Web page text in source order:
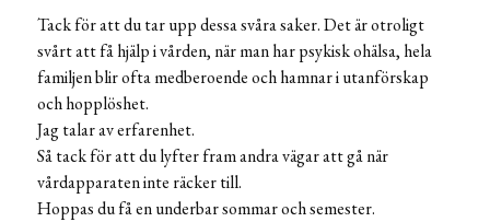
Tack för att du tar upp dessa svåra saker. Det är otroligt
svårt att få hjälp i vården, när man har psykisk ohälsa, hela
familjen blir ofta medberoende och hamnar i utanförskap
och hopplöshet.
Jag talar av erfarenhet.
Så tack för att du lyfter fram andra vägar att gå när
vårdapparaten inte räcker till.
Hoppas du få en underbar sommar och semester.